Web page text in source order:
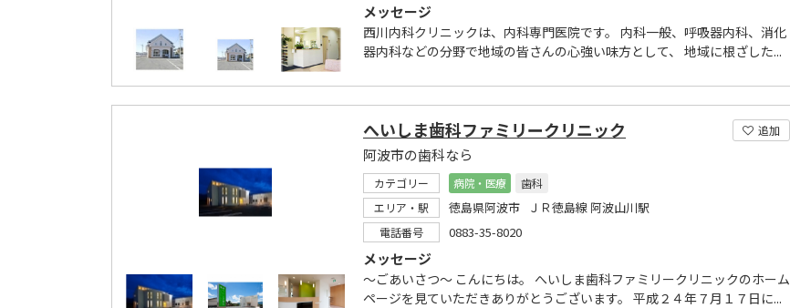
メッセージ
西川内科クリニックは、内科専門医院です。 内科一般、呼吸器内科、消化
器内科などの分野で地域の皆さんの心強い味方として、 地域に根ざした...
追加
へいしま歯科ファミリークリニック
阿波市の歯科なら
カテゴリー 病院・医療
歯科
エリア・駅
徳島県阿波市 ＪＲ徳島線 阿波山川駅
電話番号 0883-35-8020
メッセージ
～ごあいさつ～ こんにちは。 へいしま歯科ファミリークリニックのホーム
ページを見ていただきありがとうございます。 平成２４年７月１７日に...